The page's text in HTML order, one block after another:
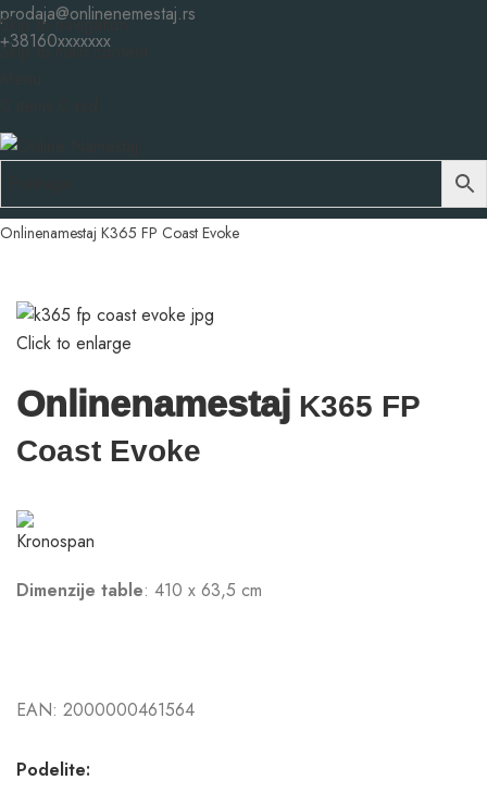
Skip to navigation
Skip to main content
prodaja@onlinenemestaj.rs
+38160xxxxxxx
Početna Repromaterijali Pločasti materijali Radne ploče
Onlinenamestaj K365 FP Coast Evoke
Click to enlarge
Onlinenamestaj K365 FP
Coast Evoke
Dimenzije table: 410 x 63,5 cm
EAN: 2000000461564
Podelite: